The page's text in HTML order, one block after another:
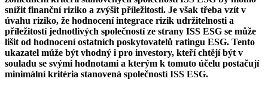
snížit finanční riziko a zvýšit příležitosti. Je však třeba vzít v
úvahu riziko, že hodnocení integrace rizik udržitelnosti a
příležitostí jednotlivých společností ze strany ISS ESG se může
lišit od hodnocení ostatních poskytovatelů ratingu ESG. Tento
ukazatel může být vhodný i pro investory, kteří chtějí být v
souladu se svými hodnotami a kterým k tomuto účelu postačují
minimální kritéria stanovená společností ISS ESG.